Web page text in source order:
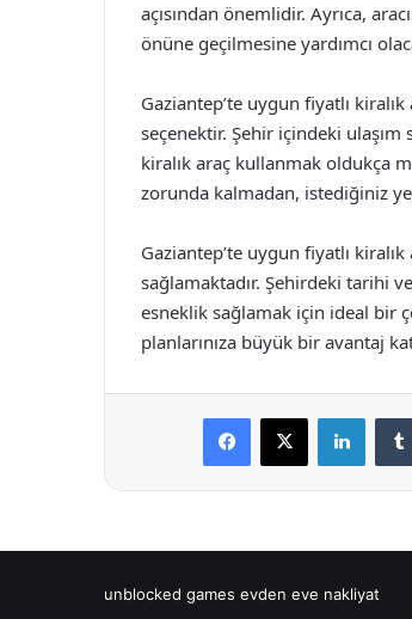
açısından önemlidir. Ayrıca,
önüne geçilmesine yardımcı
Gaziantep’te uygun fiyatlı
seçenektir. Şehir içindeki
kiralık araç kullanmak oldukça
zorunda kalmadan, istediğiniz
Gaziantep’te uygun fiyatlı
sağlamaktadır. Şehirdeki tarihi
esneklik sağlamak için ideal bir
planlarınıza büyük bir avantaj
Facebook
X
unblocked games evden eve nakliyat